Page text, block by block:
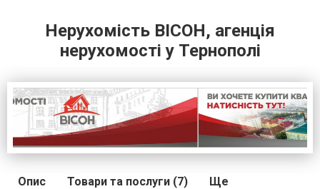
Нерухомість ВІСОН, агенція
нерухомості у Тернополі
Опис Товари та послуги (7) Ще